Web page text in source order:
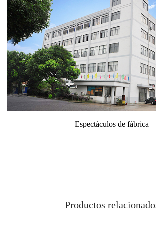
Productos